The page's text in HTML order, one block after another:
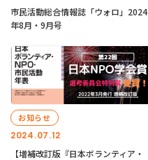
市民活動総合情報誌「ウォロ」2024
年8月・9月号
2024.07.12
お知らせ
【増補改訂版『日本ボランティア・